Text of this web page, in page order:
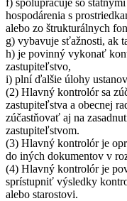
hospodárenia s
alebo zo štrukturálnych
g) vybavuje sťažnosti, ak
h) je povinný vykonať
zastupiteľstvo,
i) plní ďalšie úlohy
(2) Hlavný kontrolór sa
zastupiteľstva a obecnej
zúčastňovať aj na
zastupiteľstvom.
(3) Hlavný kontrolór je
do iných dokumentov v
(4) Hlavný kontrolór je
sprístupniť výsledky
alebo starostovi.